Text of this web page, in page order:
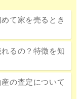
て家を売るとき
るの？特徴を知
の査定について